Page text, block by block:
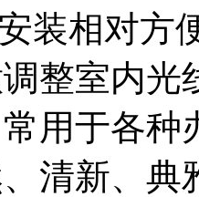
装相对方
整室内光
用于各种
清新、